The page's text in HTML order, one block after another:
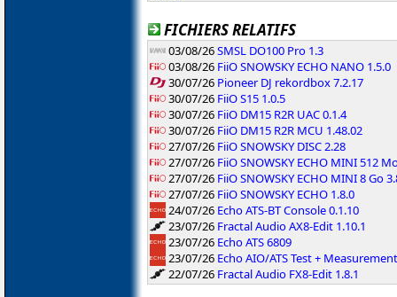
FICHIERS RELATIFS
03/08/26SMSL DO100 Pro 1.3
03/08/26 FiiO SNOWSKY ECHO NANO 1.5.0
30/07/26 Pioneer DJ rekordbox 7.2.17
30/07/26 FiiO S15 1.0.5
30/07/26 FiiO DM15 R2R UAC 0.1.4
30/07/26 FiiO DM15 R2R MCU 1.48.02
27/07/26 FiiO SNOWSKY DISC 2.28
27/07/26 FiiO SNOWSKY ECHO MINI 512
27/07/26 FiiO SNOWSKY ECHO MINI 8 Go
27/07/26 FiiO SNOWSKY ECHO 1.8.0
24/07/26 Echo ATS-BT Console 0.1.10
23/07/26 Fractal Audio AX8-Edit 1.10.1
23/07/26 Echo ATS 6809
23/07/26 Echo AIO/ATS Test +
22/07/26 Fractal Audio FX8-Edit 1.8.1